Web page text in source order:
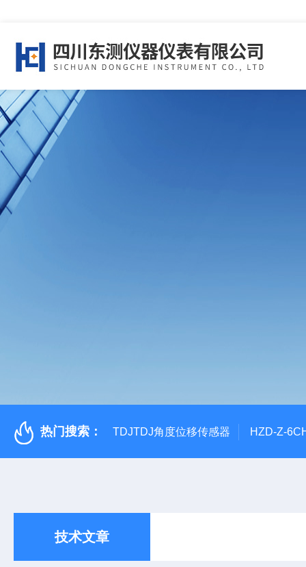
热门搜索： TDJTDJ角度位移传感器 HZD-Z-
技术文章